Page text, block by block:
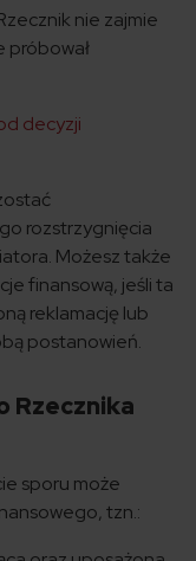
nie zajmie
próbował
decyzji
rozstrzygnięcia
Możesz także
finansową, jeśli ta
reklamację lub
postanowień.
Rzecznika
sporu może
tzn.: